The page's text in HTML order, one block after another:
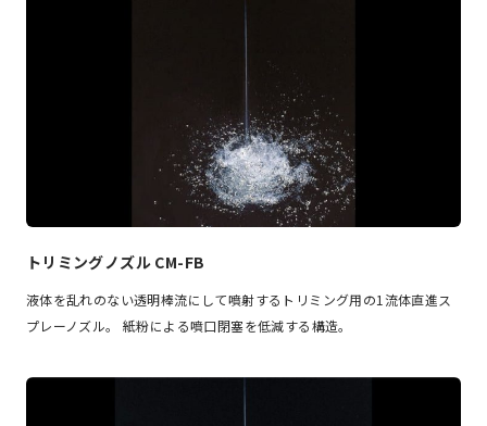
トリミングノズル CM-FB
液体を乱れのない透明棒流にして噴射するトリミング用の1流体直進ス
プレーノズル。 紙粉による噴口閉塞を低減する構造。